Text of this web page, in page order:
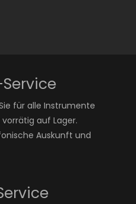
für alle Instrumente
auf Lager.
Auskunft und